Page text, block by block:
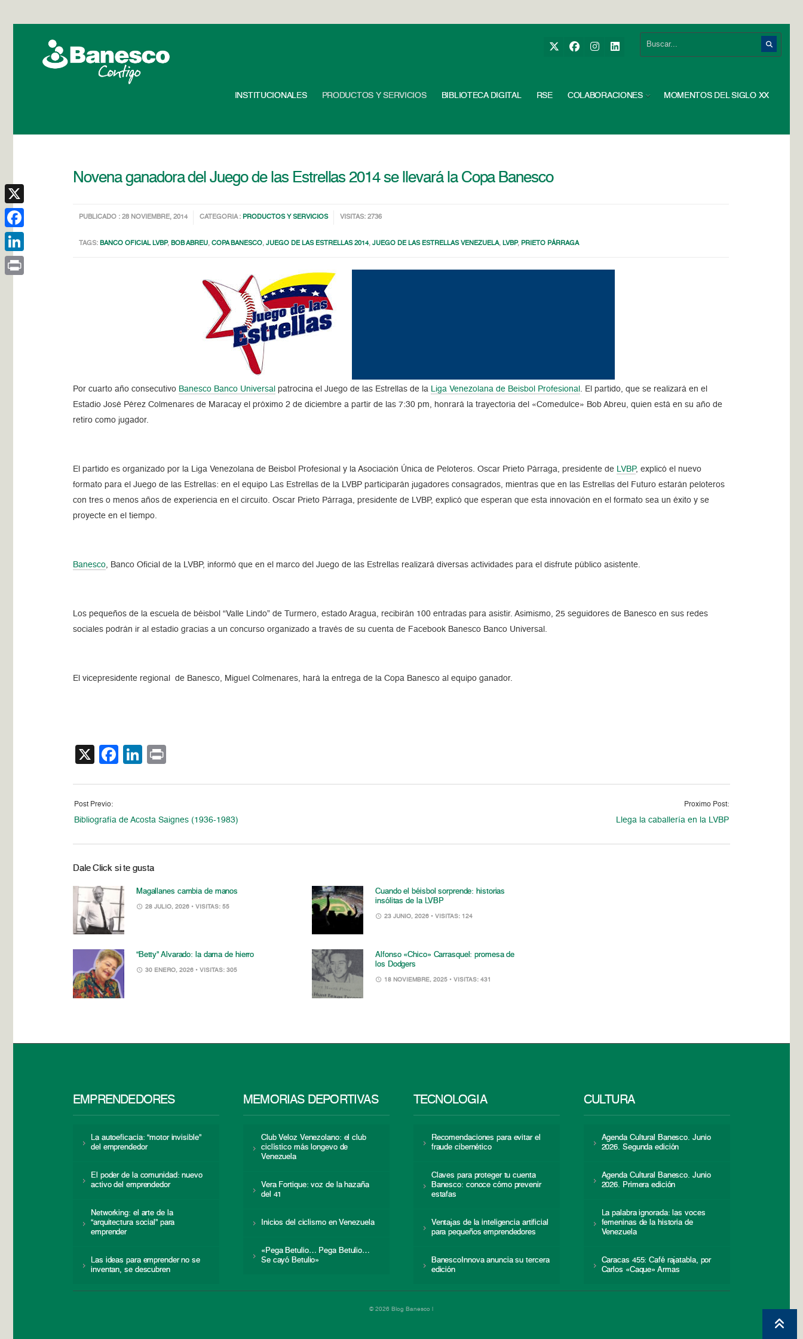
INSTITUCIONALES PRODUCTOS Y SERVICIOS BIBLIOTECA DIGITAL RSE COLABORACIONES MOMENTOS DEL SIGLO XX
Novena ganadora del Juego de las Estrellas 2014 se llevará la Copa Banesco
PUBLICADO : 28 NOVIEMBRE, 2014 CATEGORIA : PRODUCTOS Y SERVICIOS VISITAS: 2736
TAGS: BANCO OFICIAL LVBP, BOB ABREU,COPA BANESCO,JUEGO DE LAS ESTRELLAS 2014,JUEGO DE LAS ESTRELLAS VENEZUELA, LVBP, PRIETO PÁRRAGA
Por cuarto año consecutivo Banesco Banco Universal patrocina el Juego de las Estrellas de la Liga Venezolana de Beisbol Profesional . El partido, que se realizará en el
Estadio José Pérez Colmenares de Maracay el próximo 2 de diciembre a partir de las 7:30 pm, honrará la trayectoria del «Comedulce» Bob Abreu, quien está en su año de
retiro como jugador.
El partido es organizado por la Liga Venezolana de Beisbol Profesional y la Asociación Única de Peloteros. Oscar Prieto Párraga, presidente de LVBP, explicó el nuevo
formato para el Juego de las Estrellas: en el equipo Las Estrellas de la LVBP participarán jugadores consagrados, mientras que en las Estrellas del Futuro estarán peloteros
con tres o menos años de experiencia en el circuito. Oscar Prieto Párraga, presidente de LVBP, explicó que esperan que esta innovación en el formato sea un éxito y se
proyecte en el tiempo.
Banesco, Banco Oficial de la LVBP, informó que en el marco del Juego de las Estrellas realizará diversas actividades para el disfrute público asistente.
Los pequeños de la escuela de béisbol “Valle Lindo” de Turmero, estado Aragua, recibirán 100 entradas para asistir. Asimismo, 25 seguidores de Banesco en sus redes
sociales podrán ir al estadio gracias a un concurso organizado a través de su cuenta de Facebook Banesco Banco Universal.
El vicepresidente regional de Banesco, Miguel Colmenares, hará la entrega de la Copa Banesco al equipo ganador.
X Facebook
LinkedIn
Post Previo:
Bibliografía de Acosta Saignes (1936-1983)
Proximo Post:
Llega la caballería en la LVBP
Dale Click si te gusta
Magallanes cambia de manos
28 JULIO, 2026 • VISITAS: 55
Cuando el béisbol sorprende: historias
insólitas de la LVBP
23 JUNIO, 2026 • VISITAS: 124
“Betty” Alvarado: la dama de hierro
30 ENERO, 2026 • VISITAS: 305
Alfonso «Chico» Carrasquel: promesa de
los Dodgers
18 NOVIEMBRE, 2025 • VISITAS: 431
EMPRENDEDORES
La autoeficacia: “motor invisible”
del emprendedor
El poder de la comunidad: nuevo
activo del emprendedor
Networking: el arte de la
“arquitectura social” para
emprender
Las ideas para emprender no se
inventan, se descubren
MEMORIAS DEPORTIVAS
Club Veloz Venezolano: el club
ciclístico más longevo de
Venezuela
Vera Fortique: voz de la hazaña
del 41
Inicios del ciclismo en Venezuela
«Pega Betulio… Pega Betulio…
Se cayó Betulio»
TECNOLOGÍA
Recomendaciones para evitar el
fraude cibernético
Claves para proteger tu cuenta
Banesco: conoce cómo prevenir
estafas
Ventajas de la inteligencia artificial
para pequeños emprendedores
BanescoInnova anuncia su tercera
edición
CULTURA
Agenda Cultural Banesco. Junio
2026. Segunda edición
Agenda Cultural Banesco. Junio
2026. Primera edición
La palabra ignorada: las voces
femeninas de la historia de
Venezuela
Caracas 455: Café rajatabla, por
Carlos «Caque» Armas
© 2026 Blog Banesco |
X
Facebook
LinkedIn